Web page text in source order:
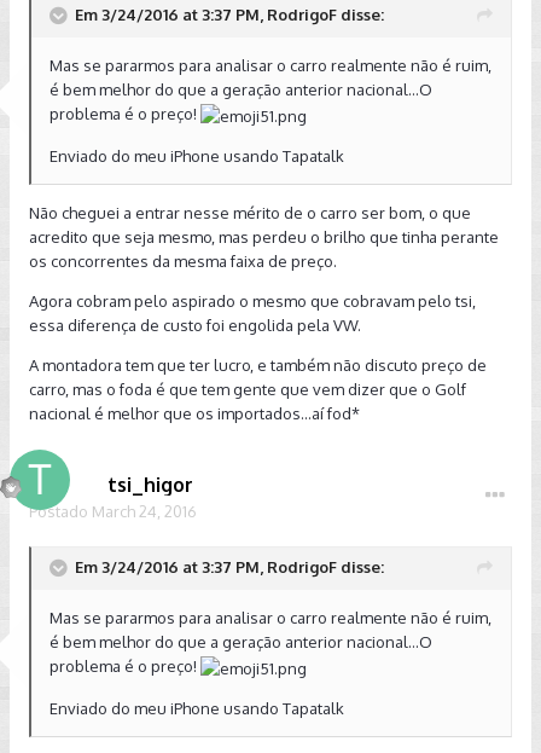
Em 3/24/2016 at 3:37 PM, RodrigoF disse:
Mas se pararmos para analisar o carro realmente não é ruim,
é bem melhor do que a geração anterior nacional...O
problema é o preço!
Enviado do meu iPhone usando Tapatalk
Não cheguei a entrar nesse mérito de o carro ser bom, o que
acredito que seja mesmo, mas perdeu o brilho que tinha perante
os concorrentes da mesma faixa de preço.
Agora cobram pelo aspirado o mesmo que cobravam pelo tsi,
essa diferença de custo foi engolida pela VW.
A montadora tem que ter lucro, e também não discuto preço de
carro, mas o foda é que tem gente que vem dizer que o Golf
nacional é melhor que os importados...aí fod*
tsi_higor
Postado March 24, 2016
Em 3/24/2016 at 3:37 PM, RodrigoF disse:
Mas se pararmos para analisar o carro realmente não é ruim,
é bem melhor do que a geração anterior nacional...O
problema é o preço!
Enviado do meu iPhone usando Tapatalk